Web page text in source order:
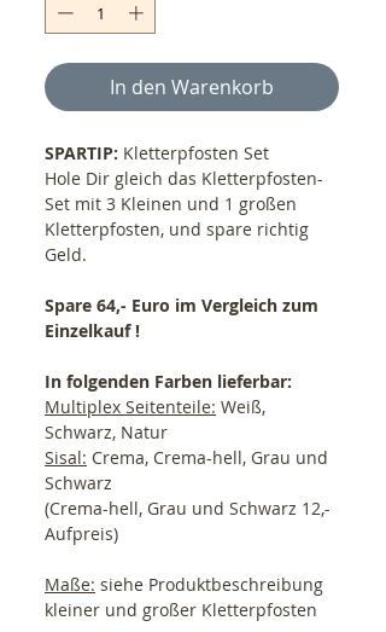
In den Warenkorb
SPARTIP: Kletterpfosten Set
Hole Dir gleich das Kletterpfosten-
Set mit 3 Kleinen und 1 großen
Kletterpfosten, und spare richtig
Geld.
Spare 64,- Euro im Vergleich zum
Einzelkauf !
In folgenden Farben lieferbar:
Multiplex Seitenteile: Weiß,
Schwarz, Natur
Sisal: Crema, Crema-hell, Grau und
Schwarz
(Crema-hell, Grau und Schwarz 12,-
Aufpreis)
Maße: siehe Produktbeschreibung
kleiner und großer Kletterpfosten